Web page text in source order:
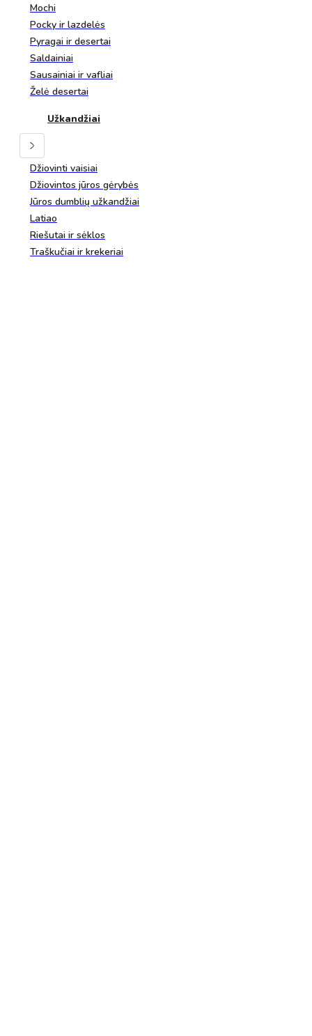
Mochi
Pocky ir lazdelės
Pyragai ir desertai
Saldainiai
Sausainiai ir vafliai
Želė desertai
Užkandžiai
Džiovinti vaisiai
Džiovintos jūros gėrybės
Jūros dumblių užkandžiai
Latiao
Riešutai ir sėklos
Traškučiai ir krekeriai